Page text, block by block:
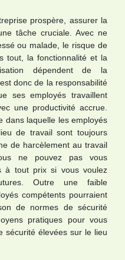
prospère, assurer la
tâche cruciale. Avec ne
ou malade, le risque de
tout, la fonctionnalité et la
dépendent de la
donc de la responsabilité
ses employés travaillent
une productivité accrue.
dans laquelle les employés
de travail sont toujours
de harcèlement au travail
ne pouvez pas vous
à tout prix si vous voulez
Outre une faible
compétents pourraient
de normes de sécurité
pratiques pour vous
sécurité élevées sur le lieu